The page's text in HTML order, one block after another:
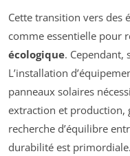
Cette transition vers des
comme essentielle pour
écologique. Cependant,
L’installation
panneaux solaires
extraction et production,
recherche d’équilibre
durabilité est primordiale.